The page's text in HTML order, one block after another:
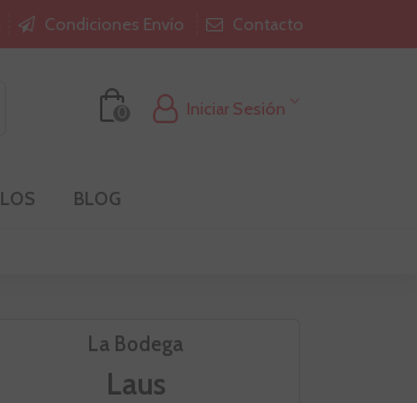
Condiciones Envío Contacto
0 Iniciar Sesión
BLOG
La Bodega
Laus